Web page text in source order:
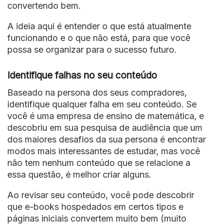
convertendo bem.
A ideia aqui é entender o que está atualmente
funcionando e o que não está, para que você
possa se organizar para o sucesso futuro.
Identifique falhas no seu conteúdo
Baseado na persona dos seus compradores,
identifique qualquer falha em seu conteúdo. Se
você é uma empresa de ensino de matemática, e
descobriu em sua pesquisa de audiência que um
dos maiores desafios da sua persona é encontrar
modos mais interessantes de estudar, mas você
não tem nenhum conteúdo que se relacione a
essa questão, é melhor criar alguns.
Ao revisar seu conteúdo, você pode descobrir
que e-books hospedados em certos tipos e
páginas iniciais convertem muito bem (muito